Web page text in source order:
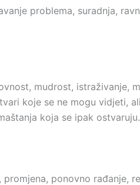
problema, suradnja,
mudrost, istraživanje,
koje se ne mogu vidjeti,
koja se ipak ostvaruju.
promjena, ponovno rađanje,